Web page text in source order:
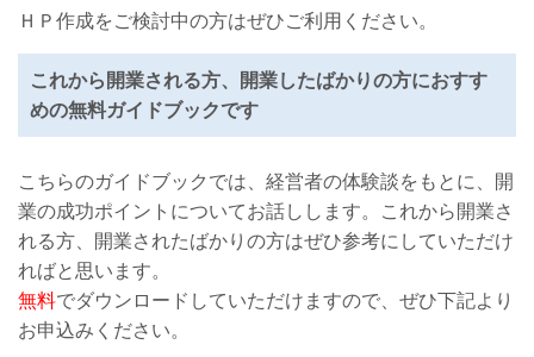
ＨＰ作成をご検討中の方はぜひご利用ください。
これから開業される方、開業したばかりの方におすす
めの無料ガイドブックです
こちらのガイドブックでは、経営者の体験談をもとに、開
業の成功ポイントについてお話しします。これから開業さ
れる方、開業されたばかりの方はぜひ参考にしていただけ
ればと思います。
無料でダウンロードしていただけますので、ぜひ下記より
お申込みください。